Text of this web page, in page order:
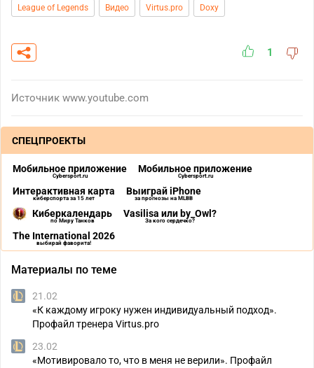
League of Legends Видео Virtus.pro Doxy
1
Источник www.youtube.com
СПЕЦПРОЕКТЫ
Мобильное приложение
Cybersport.ru
Мобильное приложение
Cybersport.ru
Интерактивная карта
киберспорта за 15 лет
Выиграй iPhone
за прогнозы на MLBB
Киберкалендарь
по Миру Танков
Vasilisa или by_Owl?
За кого сердечко?
The International 2026
выбирай фаворита!
Материалы по теме
21.02
«К каждому игроку нужен индивидуальный подход».
Профайл тренера Virtus.pro
23.02
«Мотивировало то, что в меня не верили». Профайл